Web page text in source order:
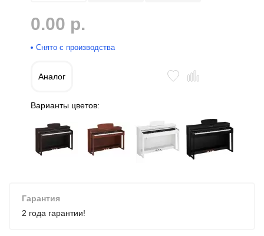
0.00 р.
Снято с производства
Аналог
Варианты цветов:
Гарантия
2 года гарантии!